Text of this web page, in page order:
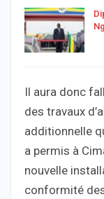
Il aura donc
des travaux
additionnelle
a permis à
nouvelle
conformité